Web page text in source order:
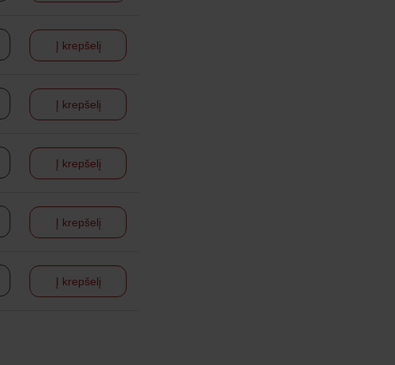
Į krepšelį
Į krepšelį
Į krepšelį
Į krepšelį
Į krepšelį